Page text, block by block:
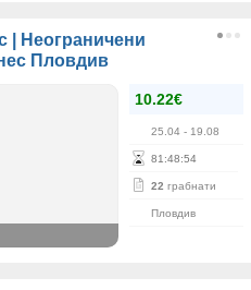
| Неограничени
Пловдив
10.22€
25.04 - 19.08
81 :48:54
22 грабнати
Пловдив